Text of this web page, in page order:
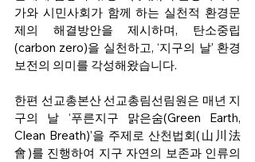
가와 시민사회가 함께 하는 실천적 환경문
제의 해결방안을 제시하며, 탄소중립
(carbon zero)을 실천하고, ‘지구의 날’ 환경
보전의 의미를 각성해왔습니다.
한편 선교총본산 선교총림선림원은 매년 지
구의 날 ‘푸른지구 맑은숨(Green Earth,
Clean Breath)’을 주제로 산천법회(山川法
會)를 진행하여 지구 자연의 보존과 인류의